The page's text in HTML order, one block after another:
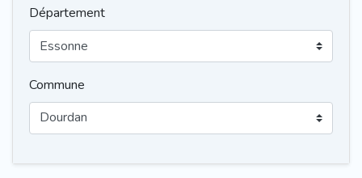
Département
Commune